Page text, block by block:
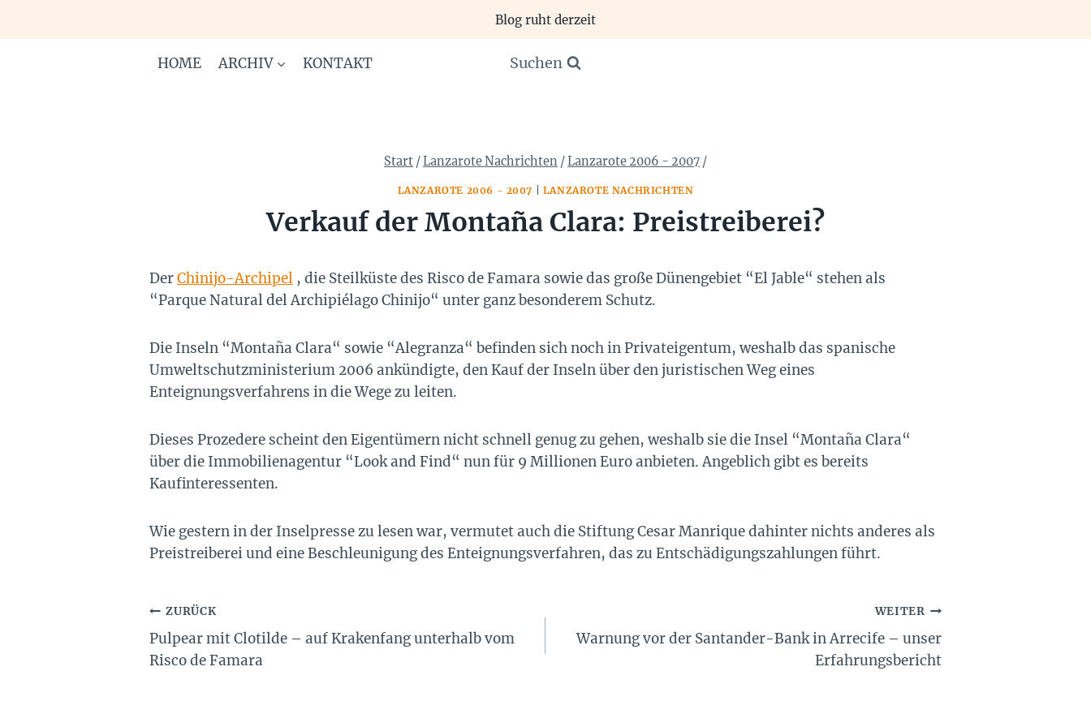
Blog ruht derzeit
HOME ARCHIV KONTAKT Suchen
Start /Lanzarote Nachrichten /Lanzarote 2006 - 2007 /
LANZAROTE 2006 - 2007 LANZAROTE NACHRICHTEN
Verkauf der Montaña Clara: Preistreiberei?
DerChinijo-Archipel , die Steilküste des Risco de Famara sowie das große Dünengebiet “El Jable“ stehen als
“Parque Natural del Archipiélago Chinijo“ unter ganz besonderem Schutz.
Die Inseln “Montaña Clara“ sowie “Alegranza“ befinden sich noch in Privateigentum, weshalb das spanische
Umweltschutzministerium 2006 ankündigte, den Kauf der Inseln über den juristischen Weg eines
Enteignungsverfahrens in die Wege zu leiten.
Dieses Prozedere scheint den Eigentümern nicht schnell genug zu gehen, weshalb sie die Insel “Montaña Clara“
über die Immobilienagentur “Look and Find“ nun für 9 Millionen Euro anbieten. Angeblich gibt es bereits
Kaufinteressenten.
Wie gestern in der Inselpresse zu lesen war, vermutet auch die Stiftung Cesar Manrique dahinter nichts anderes als
Preistreiberei und eine Beschleunigung des Enteignungsverfahren, das zu Entschädigungszahlungen führt.
Beitragsnavigation
ZURÜCK
Pulpear mit Clotilde – auf Krakenfang unterhalb vom
Risco de Famara
WEITER
Warnung vor der Santander-Bank in Arrecife – unser
Erfahrungsbericht